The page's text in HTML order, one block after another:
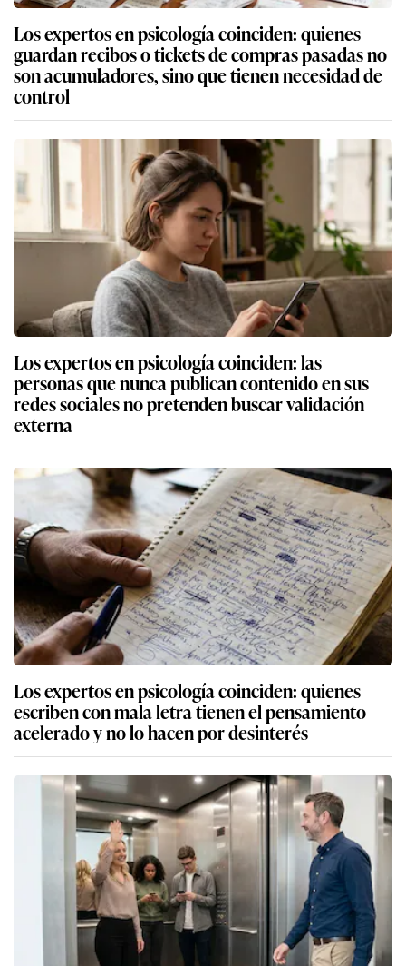
Los expertos en psicología coinciden: quienes
guardan recibos o tickets de compras pasadas no
son acumuladores, sino que tienen necesidad de
control
Los expertos en psicología coinciden: las
personas que nunca publican contenido en sus
redes sociales no pretenden buscar validación
externa
Los expertos en psicología coinciden: quienes
escriben con mala letra tienen el pensamiento
acelerado y no lo hacen por desinterés